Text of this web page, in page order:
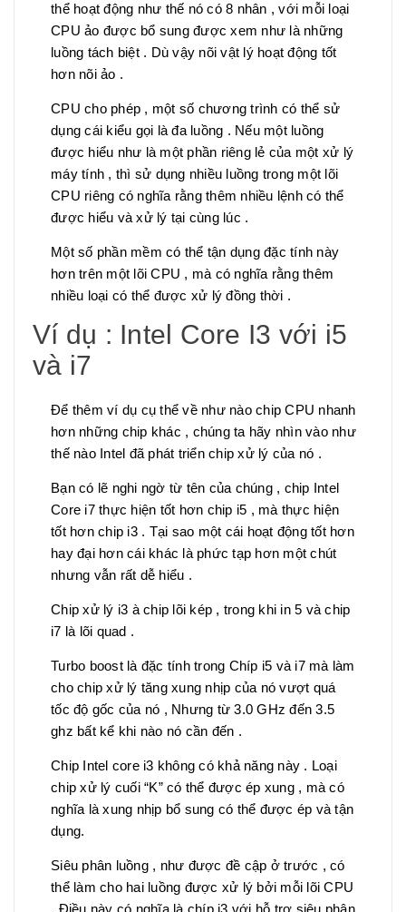
thể hoạt động như thế nó có 8 nhân , với mỗi loại
CPU ảo được bổ sung được xem như là những
luồng tách biệt . Dù vậy nõi vật lý hoạt động tốt
hơn nõi ảo .
CPU cho phép , một số chương trình có thể sử
dụng cái kiểu gọi là đa luồng . Nếu một luồng
được hiểu như là một phần riêng lẻ của một xử lý
máy tính , thì sử dụng nhiều luồng trong một lõi
CPU riêng có nghĩa rằng thêm nhiều lệnh có thể
được hiểu và xử lý tại cùng lúc .
Một số phần mềm có thể tận dụng đặc tính này
hơn trên một lõi CPU , mà có nghĩa rằng thêm
nhiều loại có thể được xử lý đồng thời .
Ví dụ : Intel Core I3 với i5
và i7
Để thêm ví dụ cụ thể về như nào chip CPU nhanh
hơn những chip khác , chúng ta hãy nhìn vào như
thế nào Intel đã phát triển chip xử lý của nó .
Bạn có lẽ nghi ngờ từ tên của chúng , chip Intel
Core i7 thực hiện tốt hơn chip i5 , mà thực hiện
tốt hơn chip i3 . Tại sao một cái hoạt động tốt hơn
hay đại hơn cái khác là phức tạp hơn một chút
nhưng vẫn rất dễ hiểu .
Chip xử lý i3 à chip lõi kép , trong khi in 5 và chip
i7 là lõi quad .
Turbo boost là đặc tính trong Chíp i5 và i7 mà làm
cho chip xử lý tăng xung nhịp của nó vượt quá
tốc độ gốc của nó , Nhưng từ 3.0 GHz đến 3.5
ghz bất kể khi nào nó cần đến .
Chip Intel core i3 không có khả năng này . Loại
chip xử lý cuối “K” có thể được ép xung , mà có
nghĩa là xung nhịp bổ sung có thể được ép và tận
dụng.
Siêu phân luồng , như được đề cập ở trước , có
thể làm cho hai luồng được xử lý bởi mỗi lõi CPU
. Điều này có nghĩa là chíp i3 với hỗ trợ siêu phân